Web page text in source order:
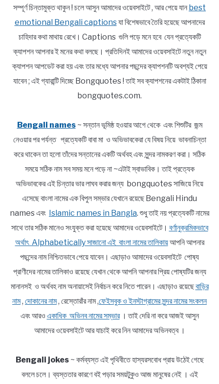
সম্পূর্ণ চিন্তামুক্ত থাকুন ! চলে আসুন আমাদের ওয়েবসাইটে , আর পেয়ে যান best
emotional Bengali captionsযা বিশেষভাবে তৈরি হয়েছে আপনাদের
চাহিদার কথা মাথায় রেখে। Captions গুলি পড়ে মনে হবে যেন প্রত্যেকটি
ক্যাপশন আপনার ই মনের কথা বলছে। প্রতিদিনই আমাদের ওয়েবসাইটে নতুন নতুন
ক্যাপশন আপডেট করা হয় এবং তার মধ্যে আপনার পছন্দের ক্যাপশনটি অবশ্যই পেয়ে
যাবেন ; এই গ্যারান্টি দিচ্ছে Bongquotes ! তাই সব ক্যাপশনের একটাই ঠিকানা
bongquotes.com.
Bengali names~ সন্তান ভূমিষ্ঠ হওয়ার আগে থেকে এবং শিশুটির জন্ম
নেওয়ার পর পর্যন্ত প্রত্যেকটি বাবা মা ও অভিভাবকেরা যে বিষয় নিয়ে ভাবনাচিন্তা
করে থাকেন তা হলো তাঁদের সন্তানের একটি অর্থবহ এবং সুন্দর নামকরণ করা। সঠিক
সময়ে সঠিক নাম সব সময় মনে পড়ে না ~এটাই স্বাভাবিক। তাই প্রত্যেক
অভিভাবকের এই চিন্তার ভার লাঘব করার জন্য bongquotes সাজিয়ে নিয়ে
এসেছে বাংলা নামের এক বিপুল সম্ভার যেখানে রয়েছে Bengali Hindu
names এবং Islamic names in Bangla. শুধু তাই নয় প্রত্যেকটি নামের
সাথে তার সঠিক মানেও সংযুক্ত করা হয়েছে আমাদের ওয়েবসাইটে। বর্ণানুক্রমিকভাবে
অর্থাৎ Alphabetically সাজানো এই বাংলা নামের তালিকায়আপনি আপনার
পছন্দের নাম নিশ্চিতভাবে পেয়ে যাবেন। এছাড়াও আমাদের ওয়েবসাইটে পোষ্য
প্রাণীদের নামের তালিকাও রয়েছে যেখান থেকে আপনি আপনার প্রিয় পোষ্যটির জন্য
মানানসই ও অর্থবহ নাম অনায়াসেই নির্বাচন করে নিতে পারেন। এছাড়াও রয়েছেবাড়ির
নাম, দোকানের নাম, রেস্তোরাঁর নাম ,ফেইসবুক ও ইনস্টাগ্রামের সুন্দর নামের সংকলন
এবং আরও একাধিক অভিনব নামের সম্ভার। তাই দেরি না করে আজই আসুন
আমাদের ওয়েবসাইটে আর যাচাই করে নিন আমাদের অভিনবত্ব ।
Bengali jokes~ কর্মব্যস্ত এই পৃথিবীতে হাস্যরসবোধ প্রায় উঠেই গেছে
বললে চলে। ব্যস্ততার কারণে বই পড়ার সময়টুকুও আজ মানুষের নেই । এই